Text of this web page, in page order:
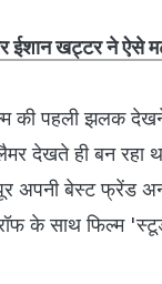
खट्टर ने ऐसे
की पहली झलक
देखते ही बन रहा
अपनी बेस्ट फ्रेंड
के साथ फिल्म